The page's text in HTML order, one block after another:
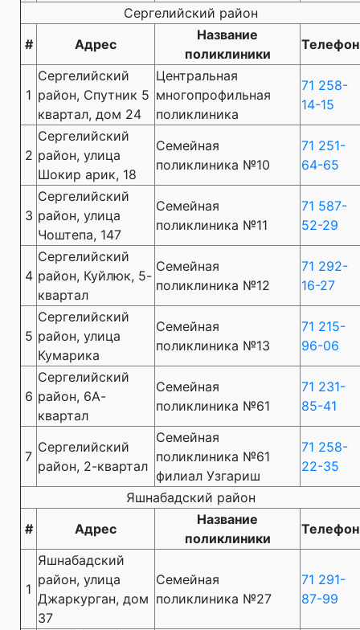
Cергелийский район
#
Адрес
Название
поликлиники
Телефон
1
Сергелийский
район, Спутник 5
квартал, дом 24
Центральная
многопрофильная
поликлиника
71 258-
14-15
2
Сергелийский
район, улица
Шокир арик, 18
Семейная
поликлиника №10
71 251-
64-65
3
Сергелийский
район, улица
Чоштепа, 147
Семейная
поликлиника №11
71 587-
52-29
4
Сергелийский
район, Куйлюк, 5-
квартал
Семейная
поликлиника №12
71 292-
16-27
5
Сергелийский
район, улица
Кумарика
Семейная
поликлиника №13
71 215-
96-06
6
Сергелийский
район, 6А-
квартал
Семейная
поликлиника №61
71 231-
85-41
7
Сергелийский
район, 2-квартал
Семейная
поликлиника №61
филиал Узгариш
71 258-
22-35
Яшнабадский район
#
Адрес
Название
поликлиники
Телефон
1
Яшнабадский
район, улица
Джаркурган, дом
37
Семейная
поликлиника №27
71 291-
87-99